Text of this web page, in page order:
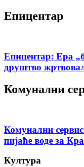
Епицентар
Епицентар: Ера
друштво
Комунални
Комунални
пијаће воде за
Култура